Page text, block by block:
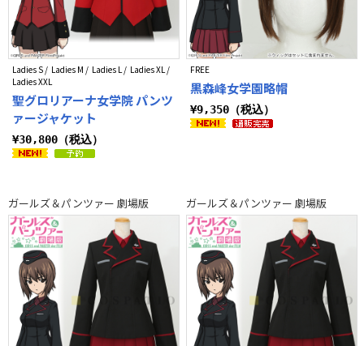
Ladies S / Ladies M / Ladies L / Ladies XL /
Ladies XXL
聖グロリアーナ女学院 パンツ
ァージャケット
¥30,800（税込）
FREE
黒森峰女学園略帽
¥9,350（税込）
ガールズ＆パンツァー 劇場版 ガールズ＆パンツァー 劇場版